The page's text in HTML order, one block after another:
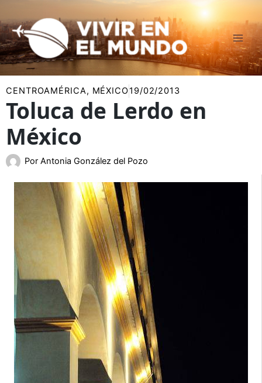
al
contenido
CENTROAMÉRICA, MÉXICO19/02/2013
Toluca de Lerdo en
México
Por Antonia González del Pozo